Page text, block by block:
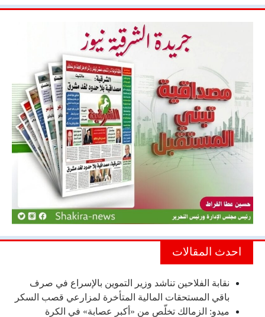
احدث المقالات
نقابة الفلاحين تناشد وزير التموين بالإسراع في صرف
باقي المستحقات المالية المتأخرة لمزارعي قصب السكر
ميدو: الزمالك تخلّص من «أكبر عصابة» في الكرة